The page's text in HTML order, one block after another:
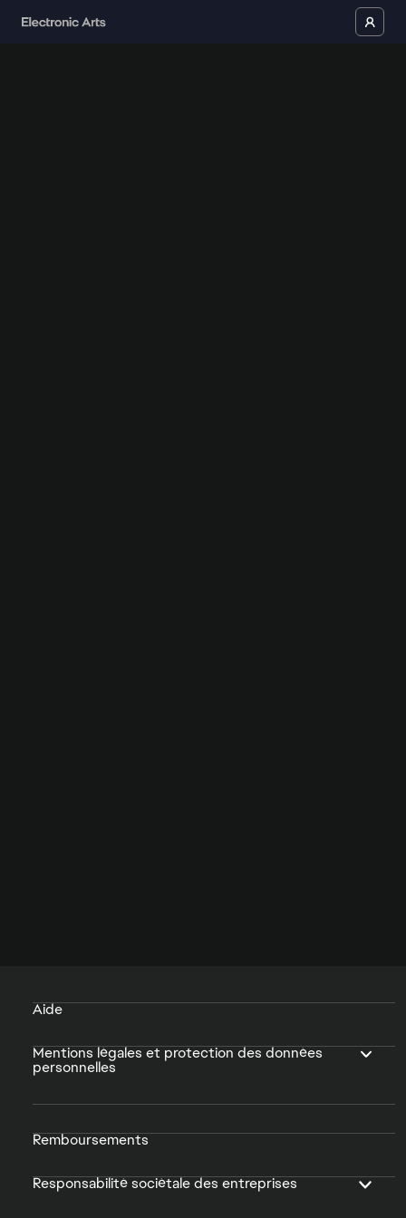
Aide
Mentions légales et protection des données
personnelles
Remboursements
Responsabilité sociétale des entreprises